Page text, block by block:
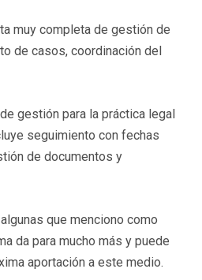
muy completa de gestión de
de casos, coordinación del
gestión para la práctica legal
seguimiento con fechas
de documentos y
que menciono como
da para mucho más y puede
aportación a este medio.